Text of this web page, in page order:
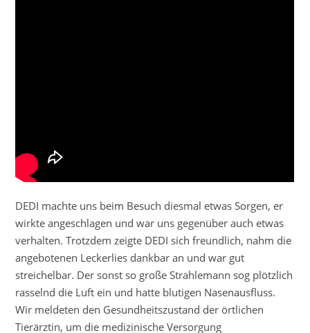
DEDI machte uns beim Besuch diesmal etwas Sorgen, er
wirkte angeschlagen und war uns gegenüber auch etwas
verhalten. Trotzdem zeigte DEDI sich freundlich, nahm die
angebotenen Leckerlies dankbar an und war gut
streichelbar. Der sonst so große Strahlemann sog plötzlich
rasselnd die Luft ein und hatte blutigen Nasenausfluss.
Wir meldeten den Gesundheitszustand der örtlichen
Tierärztin, um die medizinische Versorgung